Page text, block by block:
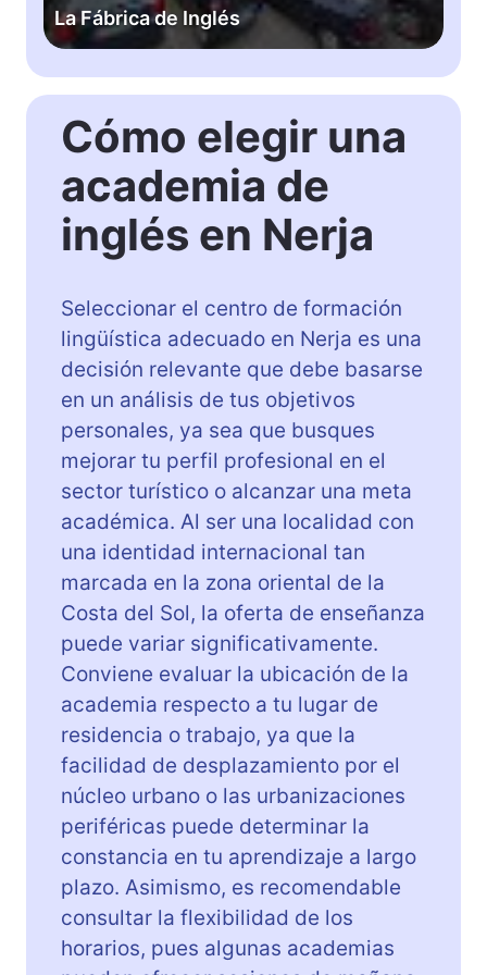
a
N
a
La Fábrica de Inglés
d
I
Cómo elegir una
academia de
inglés en Nerja
Seleccionar el centro de formación
lingüística adecuado en Nerja es una
decisión relevante que debe basarse
en un análisis de tus objetivos
personales, ya sea que busques
mejorar tu perfil profesional en el
sector turístico o alcanzar una meta
académica. Al ser una localidad con
una identidad internacional tan
marcada en la zona oriental de la
Costa del Sol, la oferta de enseñanza
puede variar significativamente.
Conviene evaluar la ubicación de la
academia respecto a tu lugar de
residencia o trabajo, ya que la
facilidad de desplazamiento por el
núcleo urbano o las urbanizaciones
periféricas puede determinar la
constancia en tu aprendizaje a largo
plazo. Asimismo, es recomendable
consultar la flexibilidad de los
horarios, pues algunas academias